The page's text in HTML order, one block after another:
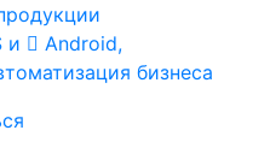
и
Android,
бизнеса